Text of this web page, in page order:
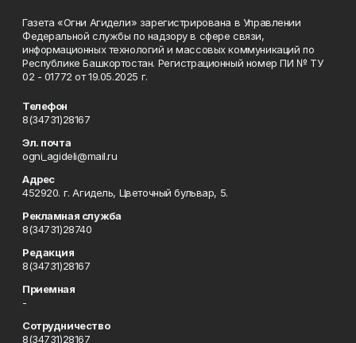
Газета «Огни Агидели» зарегистрирована в Управлении
Федеральной службы по надзору в сфере связи,
информационных технологий и массовых коммуникаций по
Республике Башкортостан. Регистрационный номер ПИ № ТУ
02 - 01772 от 19.05.2025 г.
Телефон
8(34731)28167
Эл. почта
ogni_agideli@mail.ru
Адрес
452920. г. Агидель, Цветочный бульвар, 5.
Рекламная служба
8(34731)28740
Редакция
8(34731)28167
Приемная
-
Сотрудничество
8(34731)28167